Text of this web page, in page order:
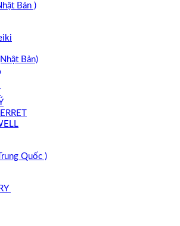
Bản )
Bản)
Quốc )